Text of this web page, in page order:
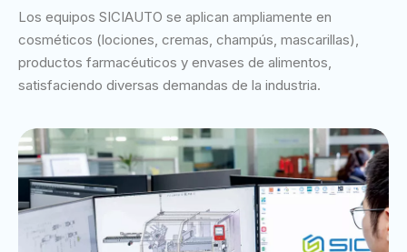
Los equipos SICIAUTO se aplican ampliamente en
cosméticos (lociones, cremas, champús, mascarillas),
productos farmacéuticos y envases de alimentos,
satisfaciendo diversas demandas de la industria.